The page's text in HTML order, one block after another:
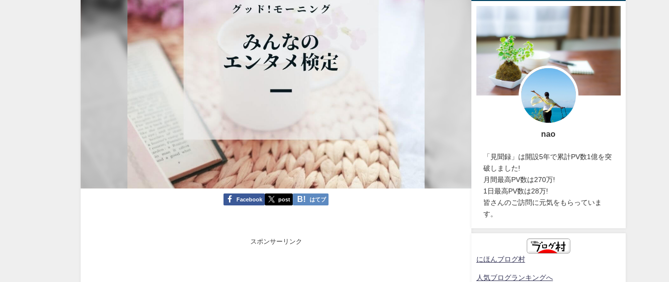
Facebook post はてブ
スポンサーリンク
nao
「見聞録」は開設5年で累計PV数1億を突
破しました!
月間最高PV数は270万!
1日最高PV数は28万!
皆さんのご訪問に元気をもらっていま
す。
にほんブログ村
人気ブログランキングへ